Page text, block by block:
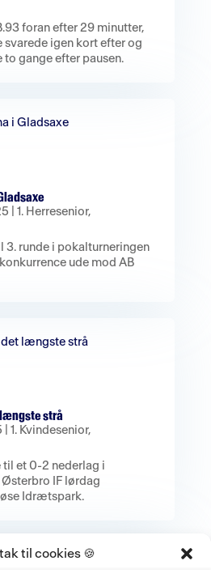
til cookies 🍪
foran efter 29 minutter,
svarede igen kort efter og
gange efter pausen.
1. Herresenior,
3. runde i pokalturneringen
ude mod AB
strå
1. Kvindesenior,
et 0-2 nederlag i
IF lørdag
Idrætspark.